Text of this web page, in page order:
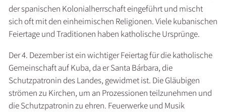
der spanischen Kolonialherrschaft eingeführt und mischt
sich oft mit den einheimischen Religionen. Viele kubanischen
Feiertage und Traditionen haben katholische Ursprünge.
Der 4. Dezember ist ein wichtiger Feiertag für die katholische
Gemeinschaft auf Kuba, da er Santa Bárbara, die
Schutzpatronin des Landes, gewidmet ist. Die Gläubigen
strömen zu Kirchen, um an Prozessionen teilzunehmen und
die Schutzpatronin zu ehren. Feuerwerke und Musik